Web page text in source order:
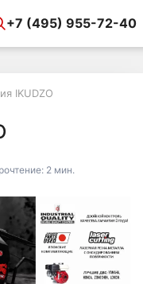
+7 (495) 955-72-40
IKUDZO
2 мин.